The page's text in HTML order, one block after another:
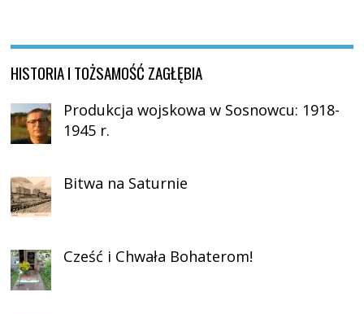
HISTORIA I TOŻSAMOŚĆ ZAGŁĘBIA
Produkcja wojskowa w Sosnowcu: 1918-
1945 r.
Bitwa na Saturnie
Cześć i Chwała Bohaterom!